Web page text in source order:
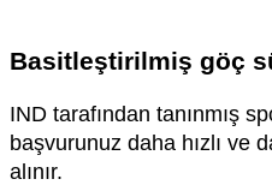
Basitleştirilmiş göç
IND tarafından tanınmış
başvurunuz daha hızlı ve
alınır.